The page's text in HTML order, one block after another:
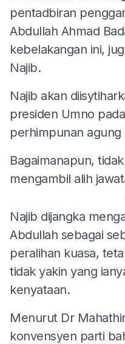
pentadbiran
Abdullah Ahmad
kebelakangan ini,
Najib.
Najib akan
presiden Umno
perhimpunan agung
Bagaimanapun,
mengambil alih
Najib dijangka
Abdullah sebagai
peralihan kuasa,
tidak yakin yang
kenyataan.
Menurut Dr
konvensyen parti